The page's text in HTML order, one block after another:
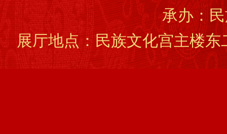
承办：
展厅地点：民族文化宫主楼